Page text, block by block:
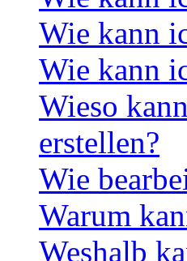
Wie kann
Wie kann
Wieso
erstellen?
Wie
Warum
Weshalb